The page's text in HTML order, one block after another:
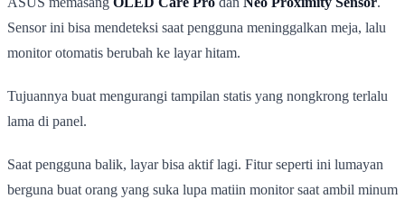
Sensor ini bisa mendeteksi saat pengguna meninggalkan meja, lalu
monitor otomatis berubah ke layar hitam.
Tujuannya buat mengurangi tampilan statis yang nongkrong terlalu
lama di panel.
Saat pengguna balik, layar bisa aktif lagi. Fitur seperti ini lumayan
berguna buat orang yang suka lupa matiin monitor saat ambil minum